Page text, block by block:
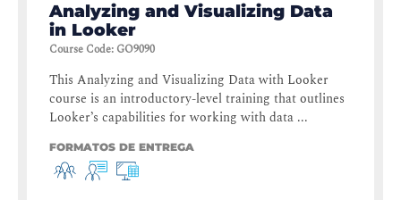
Analyzing and Visualizing Data
in Looker
Course Code: GO9090
This Analyzing and Visualizing Data with Looker
course is an introductory-level training that outlines
Looker’s capabilities for working with data ...
FORMATOS DE ENTREGA